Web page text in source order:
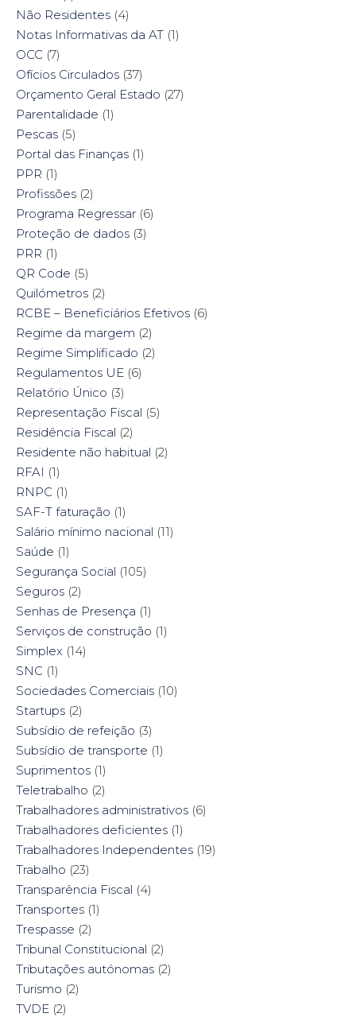
Não Residentes (4)
Notas Informativas da AT (1)
OCC (7)
Ofícios Circulados (37)
Orçamento Geral Estado (27)
Parentalidade (1)
Pescas (5)
Portal das Finanças (1)
PPR (1)
Profissões (2)
Programa Regressar (6)
Proteção de dados (3)
PRR (1)
QR Code (5)
Quilómetros (2)
RCBE – Beneficiários Efetivos (6)
Regime da margem (2)
Regime Simplificado (2)
Regulamentos UE (6)
Relatório Único (3)
Representação Fiscal (5)
Residência Fiscal (2)
Residente não habitual (2)
RFAI (1)
RNPC (1)
SAF-T faturação (1)
Salário mínimo nacional (11)
Saúde (1)
Segurança Social (105)
Seguros (2)
Senhas de Presença (1)
Serviços de construção (1)
Simplex (14)
SNC (1)
Sociedades Comerciais (10)
Startups (2)
Subsídio de refeição (3)
Subsídio de transporte (1)
Suprimentos (1)
Teletrabalho (2)
Trabalhadores administrativos (6)
Trabalhadores deficientes (1)
Trabalhadores Independentes (19)
Trabalho (23)
Transparência Fiscal (4)
Transportes (1)
Trespasse (2)
Tribunal Constitucional (2)
Tributações autónomas (2)
Turismo (2)
TVDE (2)